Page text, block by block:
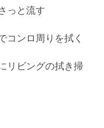
っと流す
コンロ周りを拭く
リビングの拭き掃